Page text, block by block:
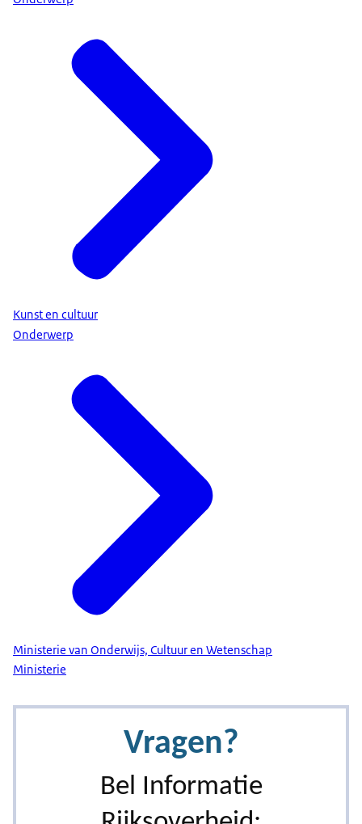
Kunst en cultuur
Onderwerp
Ministerie van Onderwijs, Cultuur en Wetenschap
Ministerie